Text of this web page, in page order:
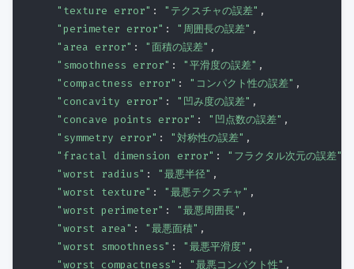
"texture error" : "テクスチャの誤差" ,
"perimeter error" : "周囲長の誤差" ,
"area error" : "面積の誤差" ,
"smoothness error" : "平滑度の誤差" ,
"compactness error" : "コンパクト性の誤差" ,
"concavity error" : "凹み度の誤差" ,
"concave points error" : "凹点数の誤差" ,
"symmetry error" : "対称性の誤差" ,
"fractal dimension error" : "フラクタル次元の誤差"
"worst radius" : "最悪半径" ,
"worst texture" : "最悪テクスチャ" ,
"worst perimeter" : "最悪周囲長" ,
"worst area" : "最悪面積" ,
"worst smoothness" : "最悪平滑度" ,
"worst compactness" : "最悪コンパクト性" ,